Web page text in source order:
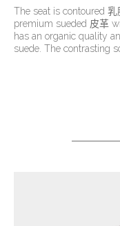
The seat is contoured
premium sueded 皮革
has an organic quality
suede. The contrasting